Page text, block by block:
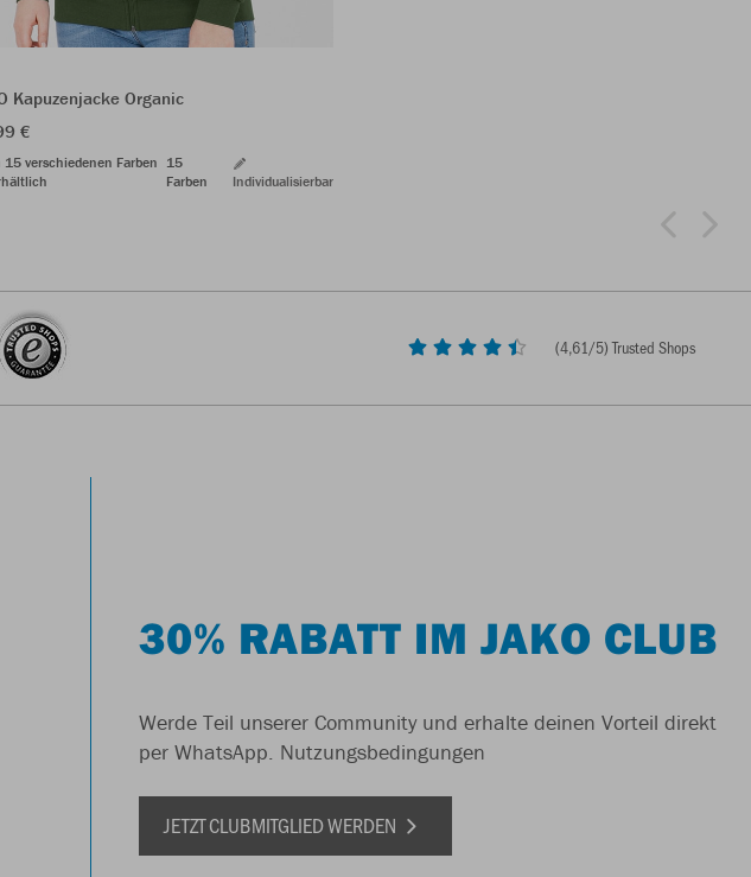
Kapuzenjacke Organic
€
15 verschiedenen Farben 15
Farben
Individualisierbar
(4,61/5) Trusted Shops
30% RABATT IM JAKO CLUB
Werde Teil unserer Community und erhalte deinen Vorteil direkt
per WhatsApp. Nutzungsbedingungen
JETZT CLUBMITGLIED WERDEN